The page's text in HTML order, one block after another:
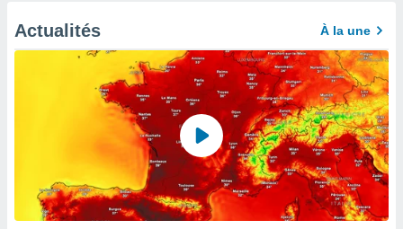
Actualités À la une